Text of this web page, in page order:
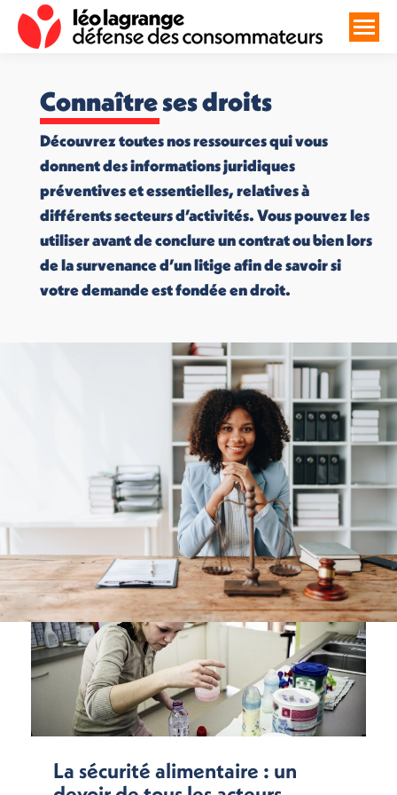
Connaître ses droits
Découvrez toutes nos ressources qui vous
donnent des informations juridiques
préventives et essentielles, relatives à
différents secteurs d’activités. Vous pouvez les
utiliser avant de conclure un contrat ou bien lors
de la survenance d’un litige afin de savoir si
votre demande est fondée en droit.
La sécurité alimentaire : un